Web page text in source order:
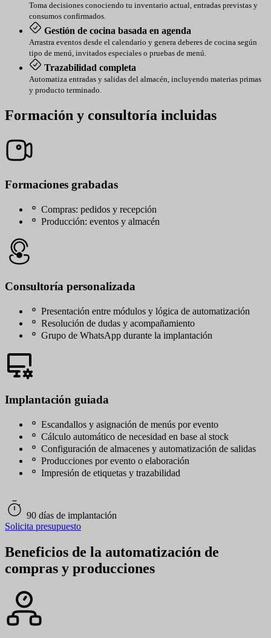
Toma decisiones conociendo tu inventario actual, entradas previstas y
consumos confirmados.
Gestión de cocina basada en agenda
Arrastra eventos desde el calendario y genera deberes de cocina según
tipo de menú, invitados especiales o pruebas de menú.
Trazabilidad completa
Automatiza entradas y salidas del almacén, incluyendo materias primas
y producto terminado.
Formación y consultoría incluidas
Formaciones grabadas
Compras: pedidos y recepción
Producción: eventos y almacén
Consultoría personalizada
Presentación entre módulos y lógica de automatización
Resolución de dudas y acompañamiento
Grupo de WhatsApp durante la implantación
Implantación guiada
Escandallos y asignación de menús por evento
Cálculo automático de necesidad en base al stock
Configuración de almacenes y automatización de salidas
Producciones por evento o elaboración
Impresión de etiquetas y trazabilidad
90 días de implantación
Solicita presupuesto
Beneficios de la automatización de
compras y producciones